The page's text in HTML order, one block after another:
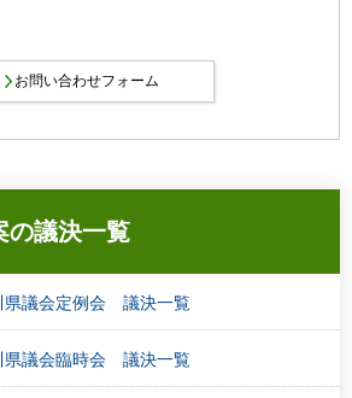
の議決一覧
県議会定例会 議決一覧
県議会臨時会 議決一覧